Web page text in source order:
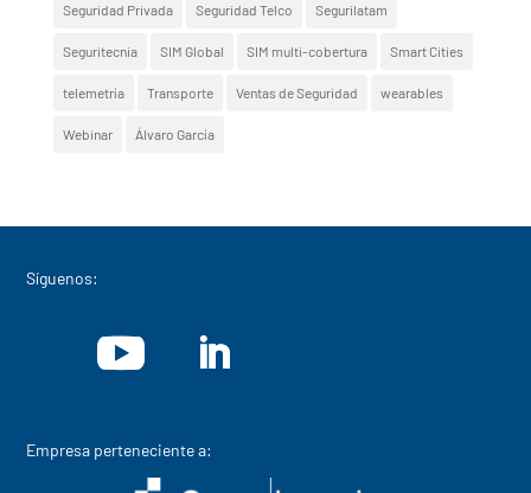
Seguridad Privada Seguridad Telco Segurilatam
Seguritecnia SIM Global SIM multi-cobertura Smart Cities
telemetría Transporte Ventas de Seguridad wearables
Webinar Álvaro García
Síguenos:
Empresa perteneciente a: